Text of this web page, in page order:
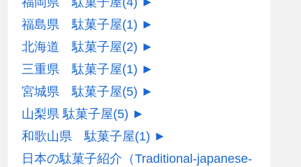
福島県 駄菓子屋(1) ►
北海道 駄菓子屋(2) ►
三重県 駄菓子屋(1) ►
宮城県 駄菓子屋(5) ►
山梨県 駄菓子屋(5) ►
和歌山県 駄菓子屋(1) ►
日本の駄菓子紹介（Traditional-japanese-